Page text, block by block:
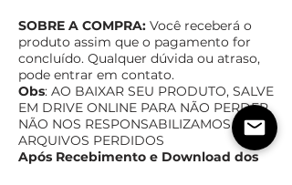
SOBRE A COMPRA: Você receberá o
produto assim que o pagamento for
concluído. Qualquer dúvida ou atraso,
pode entrar em contato.
Obs: AO BAIXAR SEU PRODUTO, SALVE
EM DRIVE ONLINE PARA NÃO PERDER,
NÃO NOS RESPONSABILIZAMOS POR
ARQUIVOS PERDIDOS
Após Recebimento e Download dos